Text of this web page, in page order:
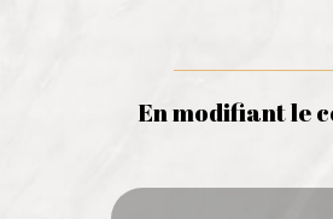
En modifiant le